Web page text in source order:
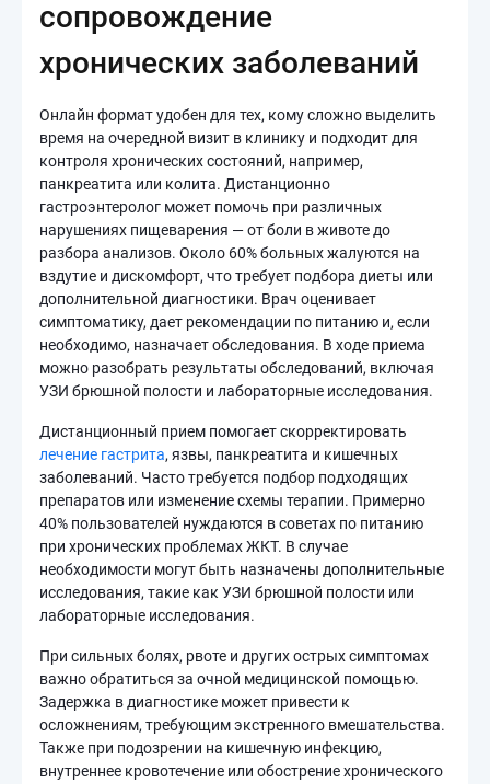
сопровождение
хронических заболеваний
Онлайн формат удобен для тех, кому сложно выделить
время на очередной визит в клинику и подходит для
контроля хронических состояний, например,
панкреатита или колита. Дистанционно
гастроэнтеролог может помочь при различных
нарушениях пищеварения — от боли в животе до
разбора анализов. Около 60% больных жалуются на
вздутие и дискомфорт, что требует подбора диеты или
дополнительной диагностики. Врач оценивает
симптоматику, дает рекомендации по питанию и, если
необходимо, назначает обследования. В ходе приема
можно разобрать результаты обследований, включая
УЗИ брюшной полости и лабораторные исследования.
Дистанционный прием помогает скорректировать
лечение гастрита, язвы, панкреатита и кишечных
заболеваний. Часто требуется подбор подходящих
препаратов или изменение схемы терапии. Примерно
40% пользователей нуждаются в советах по питанию
при хронических проблемах ЖКТ. В случае
необходимости могут быть назначены дополнительные
исследования, такие как УЗИ брюшной полости или
лабораторные исследования.
При сильных болях, рвоте и других острых симптомах
важно обратиться за очной медицинской помощью.
Задержка в диагностике может привести к
осложнениям, требующим экстренного вмешательства.
Также при подозрении на кишечную инфекцию,
внутреннее кровотечение или обострение хронического